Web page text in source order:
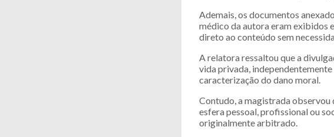
Ademais, os documentos
médico da autora eram exibidos
direto ao conteúdo sem
A relatora ressaltou que a
vida privada,
caracterização do dano moral.
Contudo, a magistrada observou
esfera pessoal, profissional ou
originalmente arbitrado.